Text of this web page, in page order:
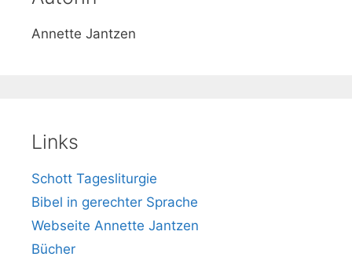
Annette Jantzen
Links
Schott Tagesliturgie
Bibel in gerechter Sprache
Webseite Annette Jantzen
Bücher